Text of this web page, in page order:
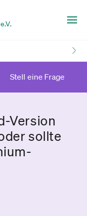
Stell eine Frage
Version
sollte